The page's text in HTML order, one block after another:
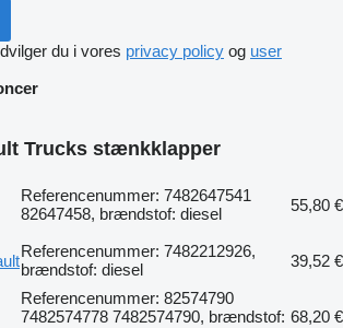
du i vores privacy policy og user
Trucks stænkklapper
Referencenummer: 7482647541
82647458, brændstof: diesel
55,80 €
Referencenummer: 7482212926,
brændstof: diesel
39,52 €
Referencenummer: 82574790
7482574778 7482574790, brændstof: 68,20 €